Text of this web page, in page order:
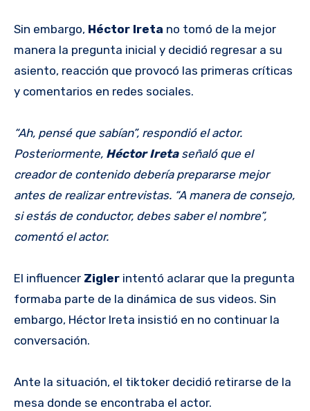
Sin embargo, Héctor Ireta no tomó de la mejor
manera la pregunta inicial y decidió regresar a su
asiento, reacción que provocó las primeras críticas
y comentarios en redes sociales.
“Ah, pensé que sabían”, respondió el actor.
Posteriormente, Héctor Iretaseñaló que el
creador de contenido debería prepararse mejor
antes de realizar entrevistas. “A manera de consejo,
si estás de conductor, debes saber el nombre”,
comentó el actor.
El influencer Zigler intentó aclarar que la pregunta
formaba parte de la dinámica de sus videos. Sin
embargo, Héctor Ireta insistió en no continuar la
conversación.
Ante la situación, el tiktoker decidió retirarse de la
mesa donde se encontraba el actor.